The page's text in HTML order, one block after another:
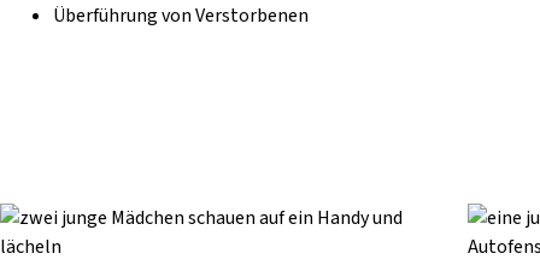
Überführung von Verstorbenen